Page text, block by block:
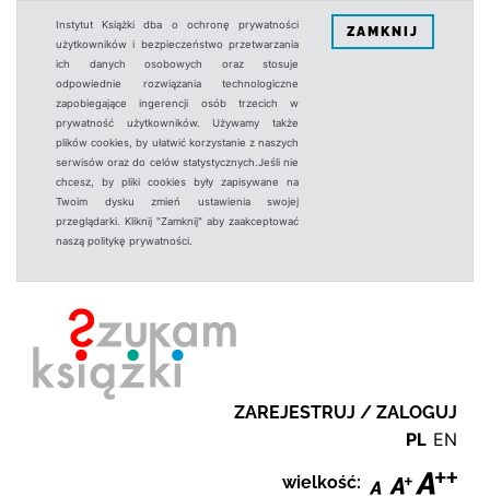
Instytut Książki dba o ochronę prywatności
użytkowników i bezpieczeństwo przetwarzania
ich danych osobowych oraz stosuje
odpowiednie rozwiązania technologiczne
zapobiegające ingerencji osób trzecich w
prywatność użytkowników. Używamy także
plików cookies, by ułatwić korzystanie z naszych
serwisów oraz do celów statystycznych.Jeśli nie
chcesz, by pliki cookies były zapisywane na
Twoim dysku zmień ustawienia swojej
przeglądarki. Kliknij "Zamknij" aby zaakceptować
naszą politykę prywatności.
ZAMKNIJ
ZAREJESTRUJ / ZALOGUJ
PL EN
wielkość: